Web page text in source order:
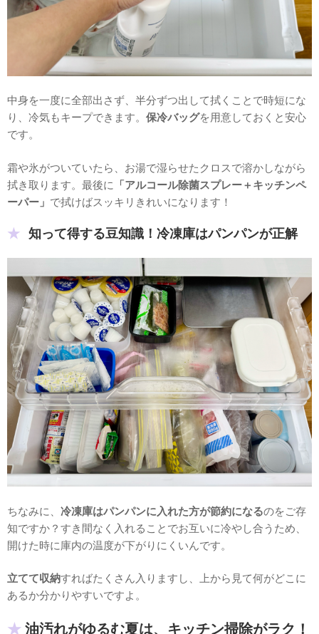
中身を一度に全部出さず、半分ずつ出して拭くことで時短にな
り、冷気もキープできます。 保冷バッグを用意しておくと安心
です。
霜や氷がついていたら、お湯で湿らせたクロスで溶かしながら
拭き取ります。最後に
「アルコール除菌スプレー＋キッチンペ
ーパー」 で拭けばスッキリきれいになります！
知って得する豆知識！冷凍庫はパンパンが正解
ちなみに、 冷凍庫はパンパンに入れた方が節約になるのをご存
知ですか？すき間なく入れることでお互いに冷やし合うため、
開けた時に庫内の温度が下がりにくいんです。
立てて収納すればたくさん入りますし、上から見て何がどこに
あるか分かりやすいですよ。
油汚れがゆるむ夏は、キッチン掃除がラク！